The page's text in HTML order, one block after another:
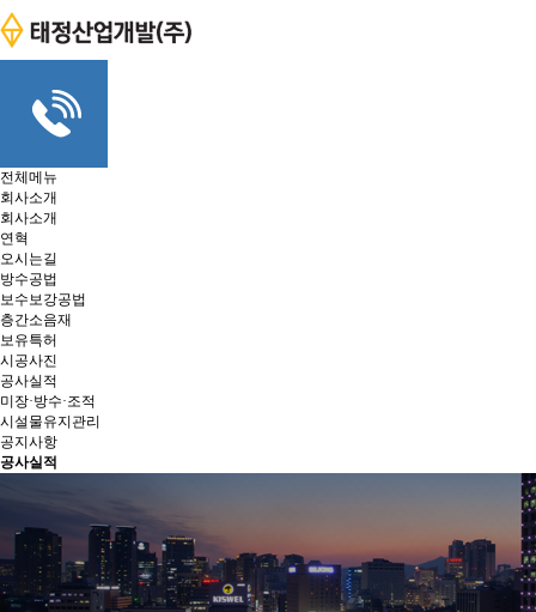
전체메뉴
회사소개
회사소개
연혁
오시는길
방수공법
보수보강공법
층간소음재
보유특허
시공사진
공사실적
미장·방수·조적
시설물유지관리
공지사항
공사실적